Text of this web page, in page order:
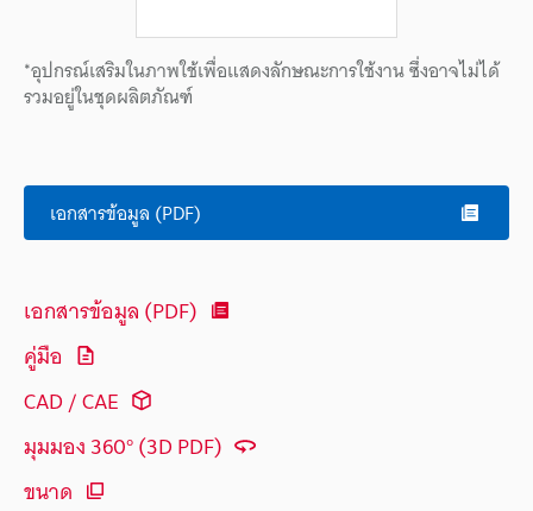
*อุปกรณ์เสริมในภาพใช้เพื่อแสดงลักษณะการใช้งาน ซึ่งอาจไม่ได้
รวมอยู่ในชุดผลิตภัณฑ์
เอกสารข้อมูล (PDF)
เอกสารข้อมูล (PDF)
คู่มือ
CAD / CAE
มุมมอง 360° (3D PDF)
ขนาด